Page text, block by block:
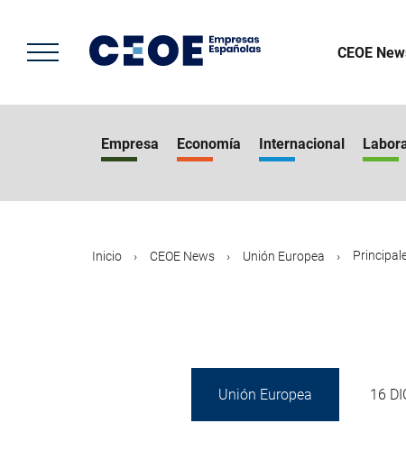
contenido
principal
CEOE
Empresa Economía Internacional
Inicio CEOE News Unión Europea
Unión Europea 16